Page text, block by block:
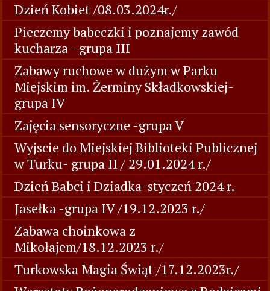
Dzień Kobiet /08.03.2024r./
Pieczemy babeczki i poznajemy zawód
kucharza - grupa III
Zabawy ruchowe w dużym w Parku
Miejskim im. Żerminy Składkowskiej-
grupa IV
Zajęcia sensoryczne -grupa V
Wyjscie do Miejskiej Biblioteki Publicznej
w Turku- grupa II / 29.01.2024 r./
Dzień Babci i Dziadka-styczeń 2024 r.
Jasełka -grupa IV /19.12.2023 r./
Zabawa choinkowa z
Mikołajem/18.12.2023 r./
Turkowska Magia Świąt /17.12.2023r./